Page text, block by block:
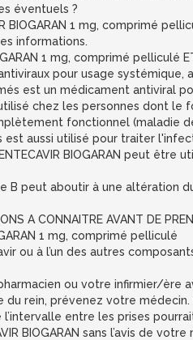
éventuels ?
BIOGARAN 1 mg, comprimé
informations.
1 mg, comprimé pelliculé
pour usage
est un médicament antiviral
utilisé chez les personnes dont
fonctionnel (maladie
est aussi utilisé pour traiter
BIOGARAN peut
B peut aboutir à une altération
A CONNAITRE AVANT DE
1 mg, comprimé pelliculé
ou à l’un des autres
ou votre infirmier/ère
du rein, prévenez votre
entre les prises
BIOGARAN sans l’avis de